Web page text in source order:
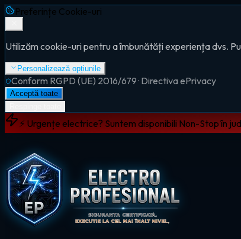
Preferințe Cookie-uri
Utilizăm cookie-uri pentru a îmbunătăți experiența dvs.
Personalizează opțiunile
Conform RGPD (UE) 2016/679 · Directiva ePrivacy
Acceptă toate
⚡ Urgențe electrice? Suntem disponibili Non-Stop în